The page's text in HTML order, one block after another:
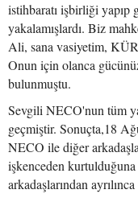
istihbaratı işbirliği yapıp
yakalamışlardı. Biz
Ali, sana vasiyetim,
Onun için olanca
bulunmuştu.
Sevgili NECO'nun tüm
geçmiştir. Sonuçta,18
NECO ile diğer
işkenceden
arkadaşlarından